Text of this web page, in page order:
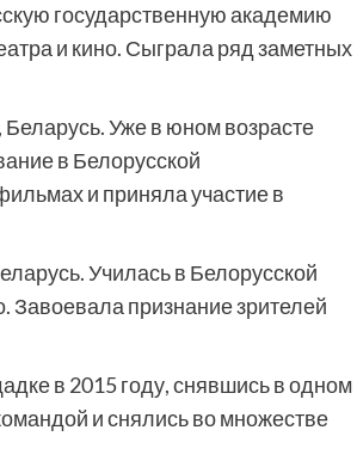
государственную академию
и кино. Сыграла ряд заметных
Беларусь. Уже в юном возрасте
в Белорусской
и приняла участие в
Училась в Белорусской
Завоевала признание зрителей
в 2015 году, снявшись в одном
и снялись во множестве